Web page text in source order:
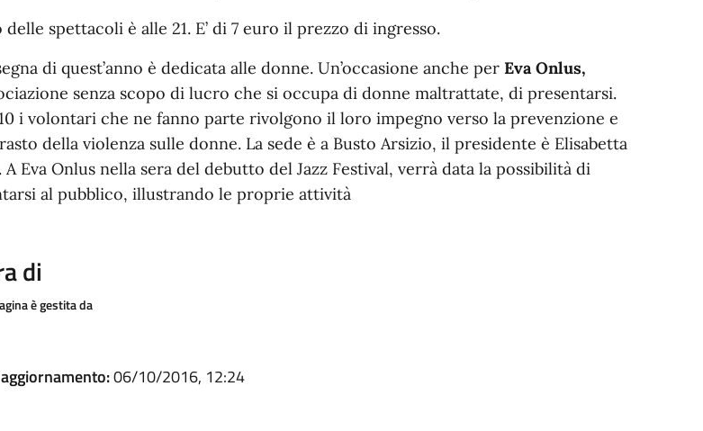
delle spettacoli è alle 21. E’ di 7 euro il prezzo di ingresso.
di quest’anno è dedicata alle donne. Un’occasione anche per Eva Onlus,
senza scopo di lucro che si occupa di donne maltrattate, di presentarsi.
i volontari che ne fanno parte rivolgono il loro impegno verso la prevenzione e
della violenza sulle donne. La sede è a Busto Arsizio, il presidente è Elisabetta
A Eva Onlus nella sera del debutto del Jazz Festival, verrà data la possibilità di
al pubblico, illustrando le proprie attività
di
è gestita da
06/10/2016, 12:24